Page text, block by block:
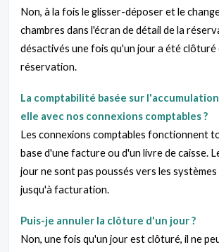
Non, à la fois le glisser-déposer et le
chambres dans l'écran de détail de la
désactivés une fois qu'un jour a été clôturé
réservation.
La comptabilité basée sur
elle avec nos connexions comptables ?
Les connexions comptables fonctionnent
base d'une facture ou d'un livre de caisse.
jour ne sont pas poussés vers les
jusqu'à facturation.
Puis-je annuler la clôture d'un jour ?
Non, une fois qu'un jour est clôturé, il ne